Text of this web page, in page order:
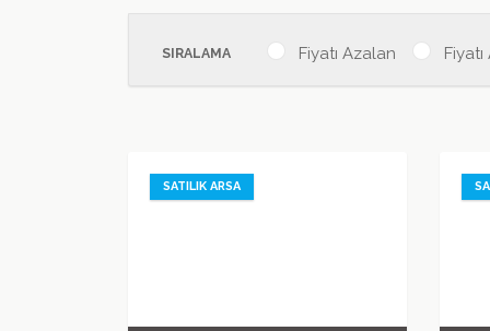
SIRALAMA Fiyatı Azalan
SATILIK ARSA